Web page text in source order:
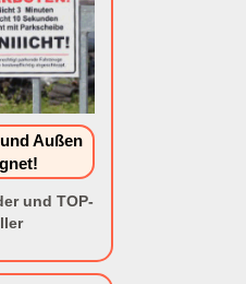
Außen
und TOP-